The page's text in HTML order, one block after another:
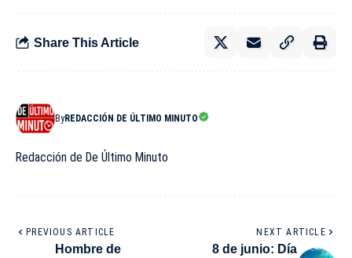
Share This Article
ByREDACCIÓN DE ÚLTIMO MINUTO
Redacción de De Último Minuto
PREVIOUS ARTICLE
Hombre de
NEXT ARTICLE
8 de junio: Día